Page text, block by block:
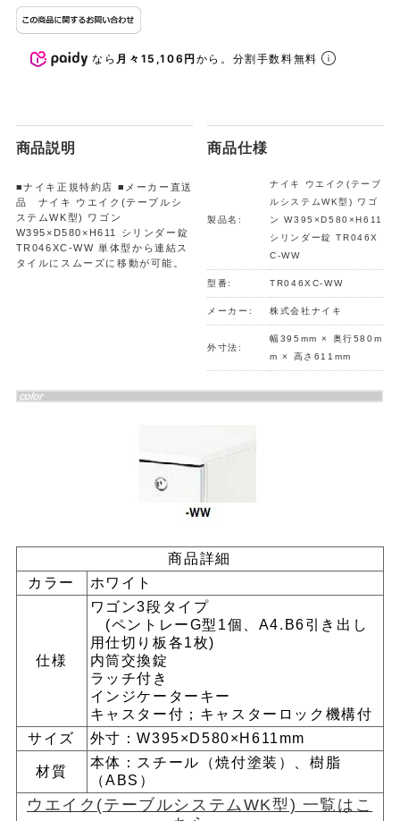
なら 月々15,106円から。分割手数料無料
商品説明
■ナイキ正規特約店 ■メーカー直送
品 ナイキ ウエイク(テーブルシ
ステムWK型) ワゴン
W395×D580×H611 シリンダー錠
TR046XC-WW 単体型から連結ス
タイルにスムーズに移動が可能。
商品仕様
製品名:
ナイキ ウエイク(テーブ
ルシステムWK型) ワゴ
ン W395×D580×H611
シリンダー錠 TR046X
C-WW
型番: TR046XC-WW
メーカー: 株式会社ナイキ
外寸法:
幅395mm × 奥行580m
m × 高さ611mm
商品詳細
カラー
ホワイト
仕様
ワゴン3段タイプ
(ペントレーG型1個、A4.B6引き出し
用仕切り板各1枚)
内筒交換錠
ラッチ付き
インジケーターキー
キャスター付；キャスターロック機構付
サイズ
外寸：W395×D580×H611mm
材質
本体：スチール（焼付塗装）、樹脂
（ABS）
ウエイク(テーブルシステムWK型) 一覧はこ